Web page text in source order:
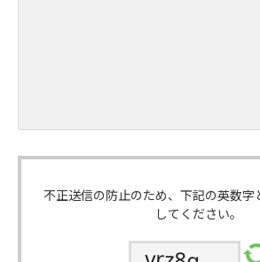
不正送信の防止のため、下記の英数字
してください。